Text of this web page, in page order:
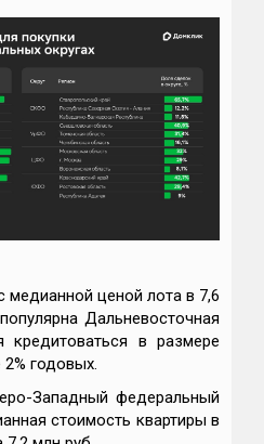
ценой лота в 7,6
Дальневосточная
кредитоваться в размере
годовых.
Западный федеральный
стоимость квартиры в